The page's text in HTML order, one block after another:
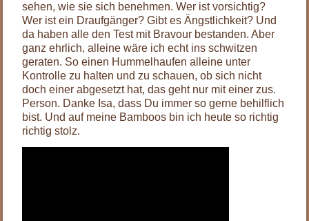
sehen, wie sie sich benehmen. Wer ist vorsichtig?
Wer ist ein Draufgänger? Gibt es Ängstlichkeit? Und
da haben alle den Test mit Bravour bestanden. Aber
ganz ehrlich, alleine wäre ich echt ins schwitzen
geraten. So einen Hummelhaufen alleine unter
Kontrolle zu halten und zu schauen, ob sich nicht
doch einer abgesetzt hat, das geht nur mit einer zus.
Person. Danke Isa, dass Du immer so gerne behilflich
bist. Und auf meine Bamboos bin ich heute so richtig
richtig stolz.